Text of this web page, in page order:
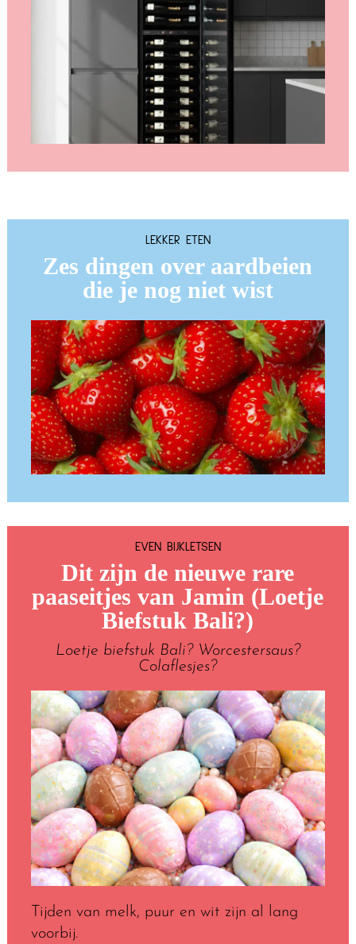
LEKKER ETEN
Zes dingen over aardbeien
die je nog niet wist
EVEN BIJKLETSEN
Dit zijn de nieuwe rare
paaseitjes van Jamin (Loetje
Biefstuk Bali?)
Loetje biefstuk Bali? Worcestersaus?
Colaflesjes?
Tijden van melk, puur en wit zijn al lang
voorbij.